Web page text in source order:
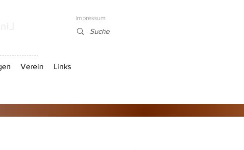
Impressum
Verein Links